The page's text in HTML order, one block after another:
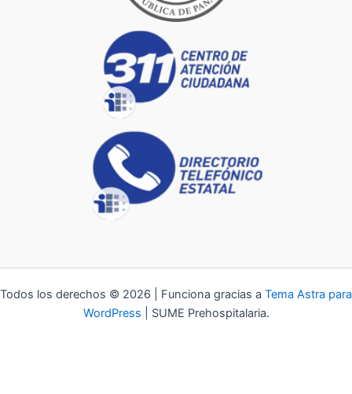
Todos los derechos © 2026 | Funciona gracias a Tema Astra para
WordPress | SUME Prehospitalaria.